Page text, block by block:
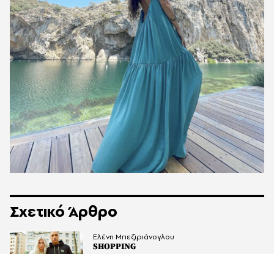
Σχετικό Άρθρο
SHOPPING
Ελένη Μπεζιριάνογλου